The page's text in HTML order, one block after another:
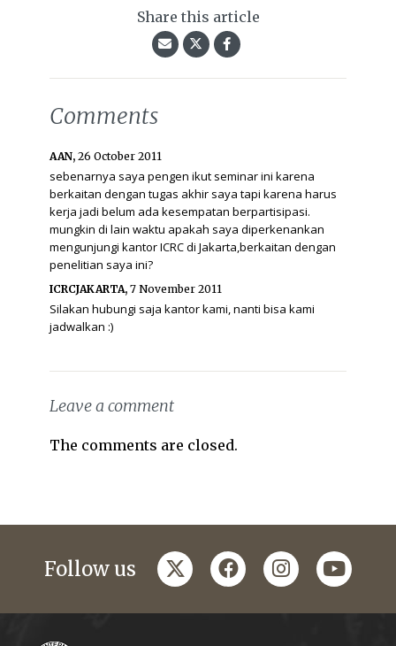
Share this article
Comments
AAN, 26 October 2011
sebenarnya saya pengen ikut seminar ini karena
berkaitan dengan tugas akhir saya tapi karena harus
kerja jadi belum ada kesempatan berpartisipasi.
mungkin di lain waktu apakah saya diperkenankan
mengunjungi kantor ICRC di Jakarta,berkaitan dengan
penelitian saya ini?
ICRCJAKARTA, 7 November 2011
Silakan hubungi saja kantor kami, nanti bisa kami
jadwalkan :)
Leave a comment
The comments are closed.
Follow us twitterfacebookinstagramyoutube